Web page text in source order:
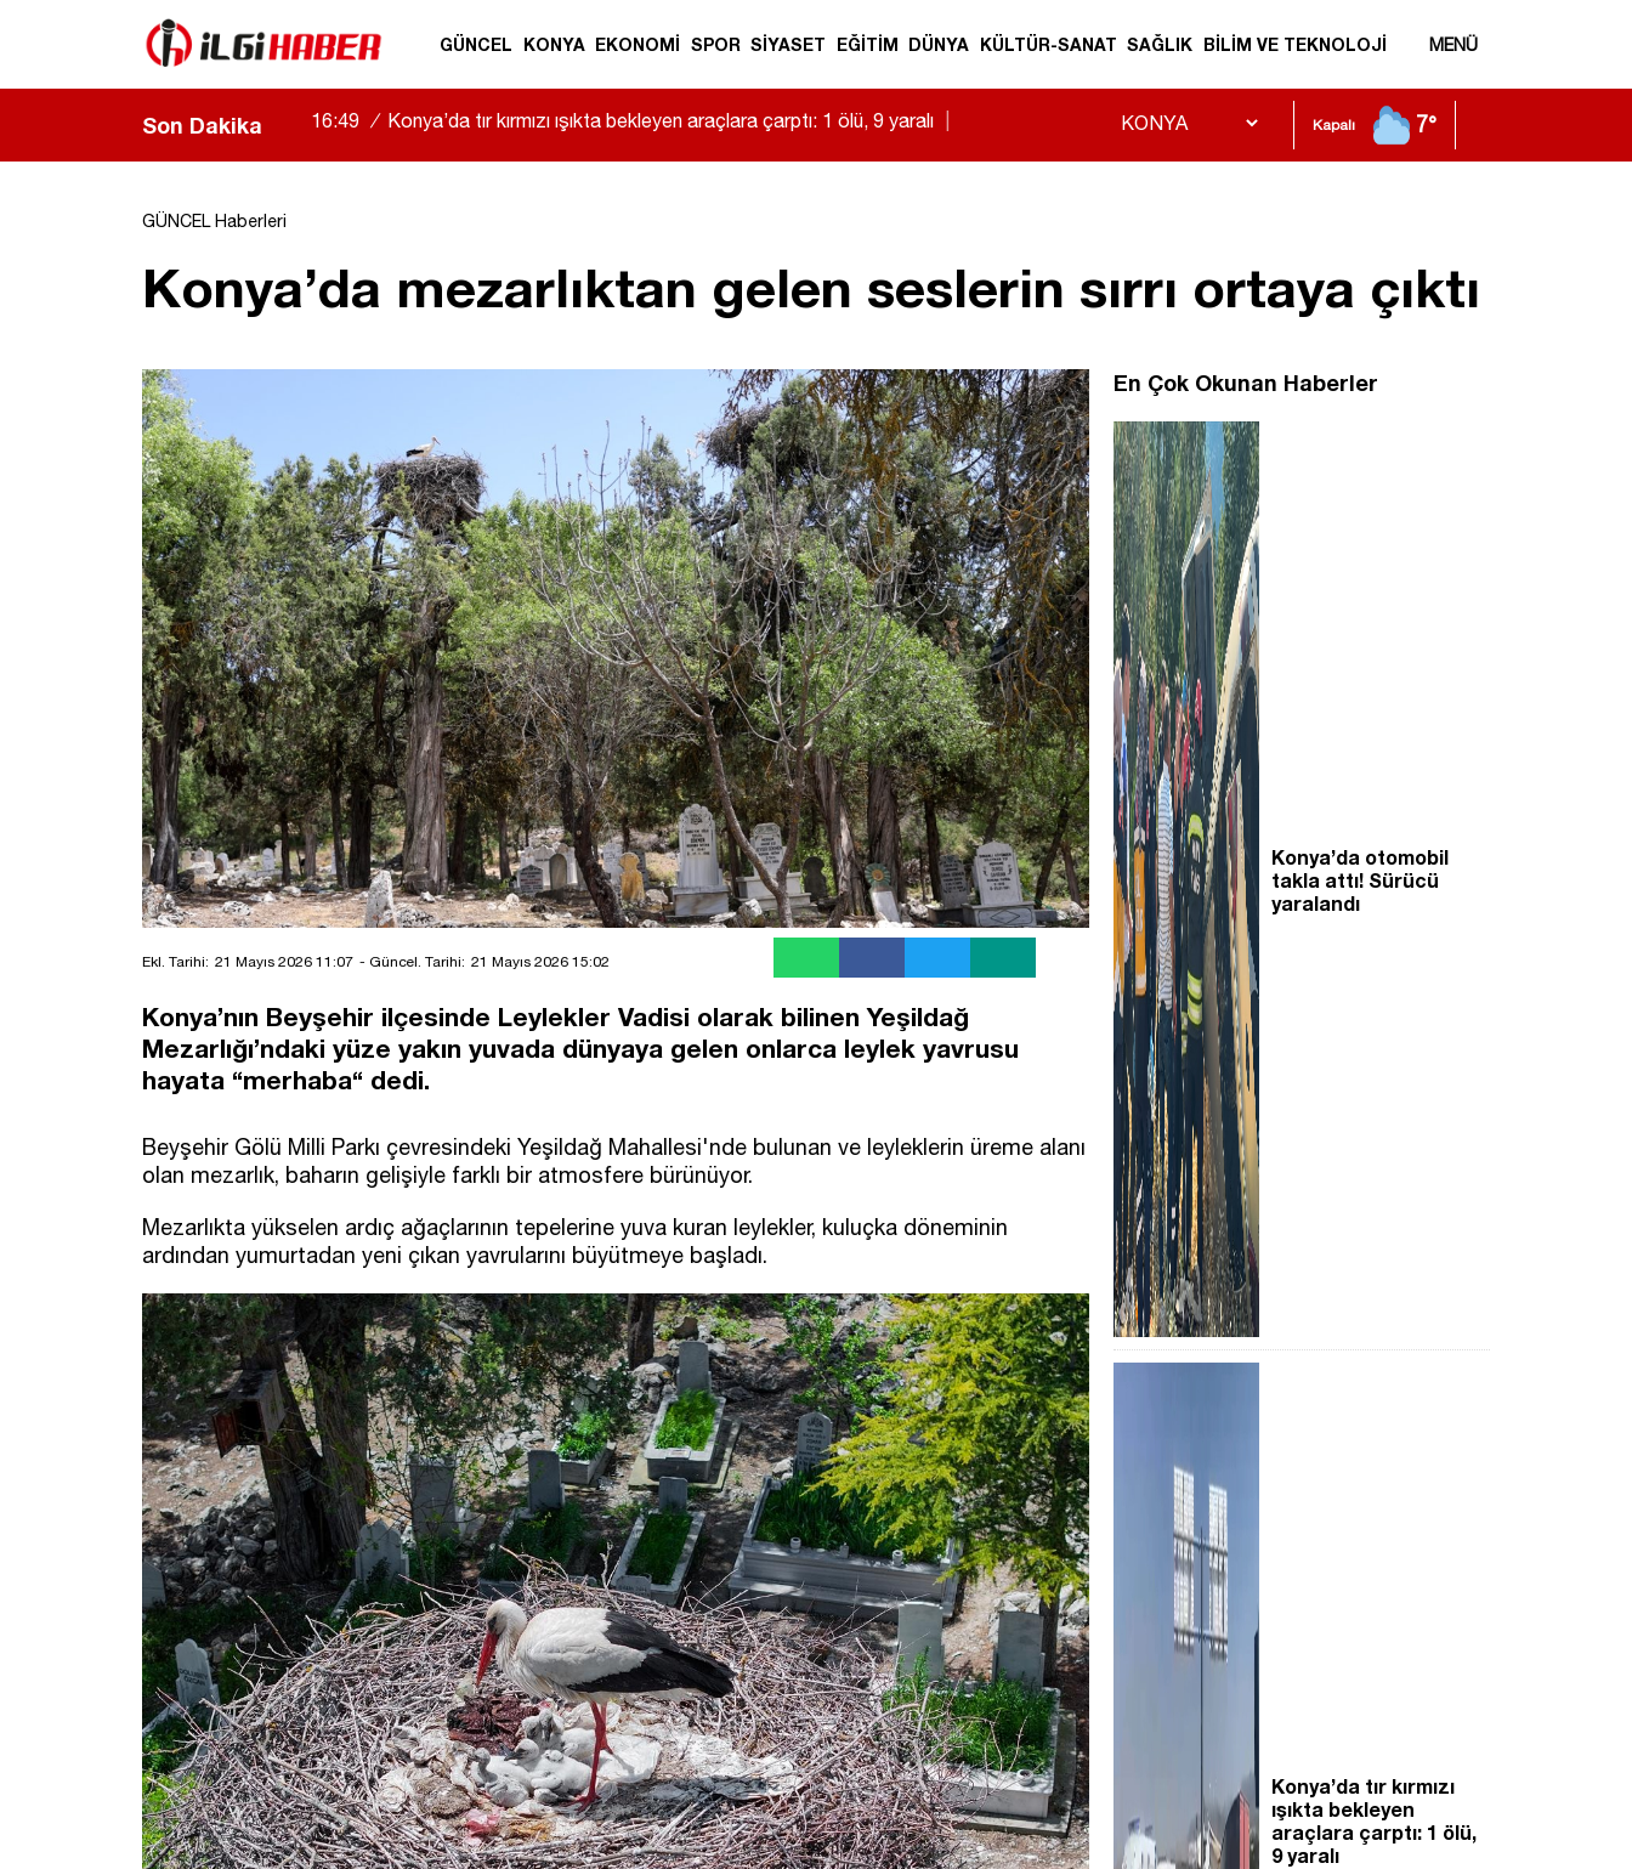
GÜNCEL KONYA EKONOMİ SPOR SİYASET EĞİTİM DÜNYA KÜLTÜR-SANAT SAĞLIK BİLİM VE TEKNOLOJİ MENÜ
Son Dakika 15:54 / Yeni Medya Cemiyeti’nden Hakimiyet Gazetesi’ne 30. yıl ziyareti Kapalı 7°
GÜNCEL Haberleri
Konya’da mezarlıktan gelen seslerin sırrı ortaya çıktı
Ekl. Tarihi: 21 Mayıs 2026 11:07 - Güncel. Tarihi: 21 Mayıs 2026 15:02
Konya’nın Beyşehir ilçesinde Leylekler Vadisi olarak bilinen Yeşildağ
Mezarlığı’ndaki yüze yakın yuvada dünyaya gelen onlarca leylek yavrusu
hayata “merhaba“ dedi.
Beyşehir Gölü Milli Parkı çevresindeki Yeşildağ Mahallesi'nde bulunan ve leyleklerin üreme alanı
olan mezarlık, baharın gelişiyle farklı bir atmosfere bürünüyor.
Mezarlıkta yükselen ardıç ağaçlarının tepelerine yuva kuran leylekler, kuluçka döneminin
ardından yumurtadan yeni çıkan yavrularını büyütmeye başladı.
En Çok Okunan Haberler
Konya’da otomobil
takla attı! Sürücü
yaralandı
Konya’da tır kırmızı
ışıkta bekleyen
araçlara çarptı: 1 ölü,
9 yaralı